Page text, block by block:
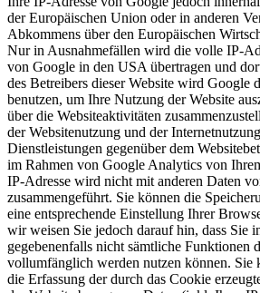
der Europäischen Union oder in anderen
Abkommens über den Europäischen
Nur in Ausnahmefällen wird die volle IP-
von Google in den USA übertragen und
des Betreibers dieser Website wird Google
benutzen, um Ihre Nutzung der Website
über die Websiteaktivitäten
der Websitenutzung und der
Dienstleistungen gegenüber dem
im Rahmen von Google Analytics von
IP-Adresse wird nicht mit anderen Daten
zusammengeführt. Sie können die
eine entsprechende Einstellung Ihrer
wir weisen Sie jedoch darauf hin, dass Sie
gegebenenfalls nicht sämtliche Funktionen
vollumfänglich werden nutzen können. Sie
die Erfassung der durch das Cookie